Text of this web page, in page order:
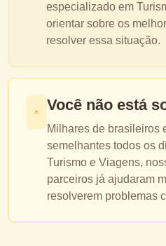
especializado em
orientar sobre os
resolver essa situação.
Você não está
Milhares de brasileiros
semelhantes todos os
Turismo e Viagens,
parceiros já ajudaram
resolverem problemas